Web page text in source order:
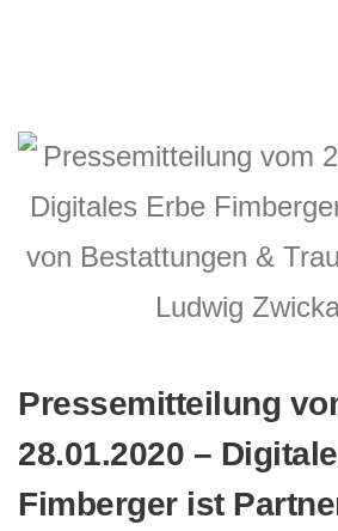
Das digitale Testament
Internetsuche
Wie regeln Sie ihren digitalen Nachlass
Digitaler Nachlass
Pressemitteilung
28.01.2020 –
Fimberger ist